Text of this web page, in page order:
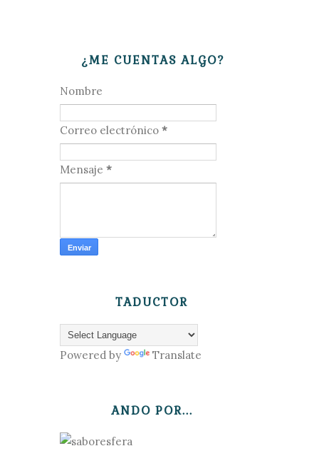
¿ME CUENTAS ALGO?
Nombre
Correo electrónico *
Mensaje *
TADUCTOR
Powered by Translate
ANDO POR...